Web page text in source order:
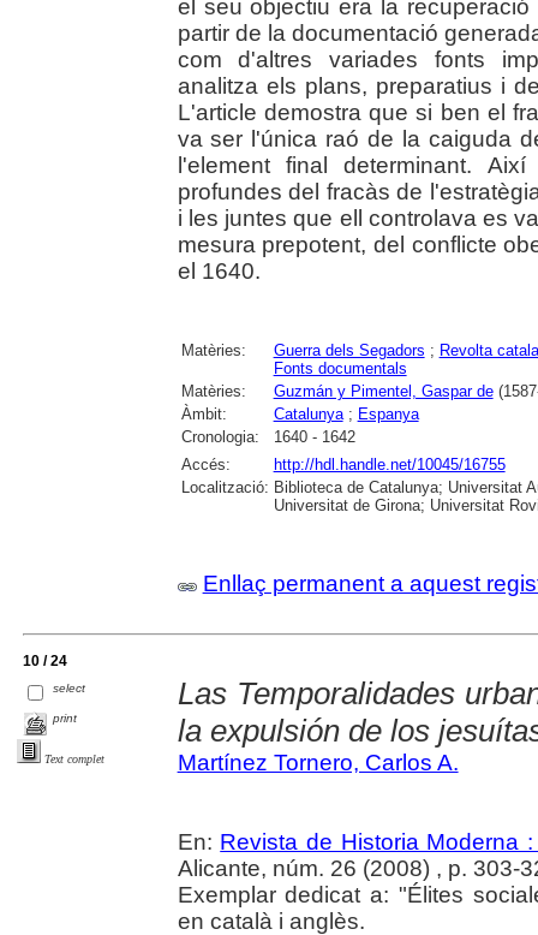
el seu objectiu era la
partir de la documentació
com d'altres variades fonts
analitza els plans, preparatius i
L'article demostra que si ben el
va ser l'única raó de la caiguda
l'element final determinant.
profundes del fracàs de
i les juntes que ell controlava es
mesura prepotent, del conflicte
el 1640.
Matèries: Guerra dels Segadors ; Revolta
Fonts documentals
Matèries:
Guzmán y Pimentel, Gaspar de
Àmbit:
Catalunya; Espanya
Cronologia:
1640 - 1642
Accés:
http://hdl.handle.net/10045/16755
Localització: Biblioteca de Catalunya; Universitat
Universitat de Girona; Universitat
Enllaç permanent a aquest
10 / 24
select
print
Text complet
Las Temporalidades
la expulsión de los
Martínez Tornero, Carlos A.
En: Revista de Historia Moderna
Alicante, núm. 26 (2008) , p. 303-
Exemplar dedicat a: "Élites
en català i anglès.